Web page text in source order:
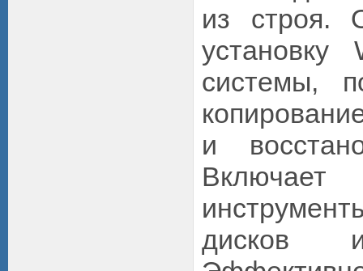
из строя.
установку
системы,
и
дисков и